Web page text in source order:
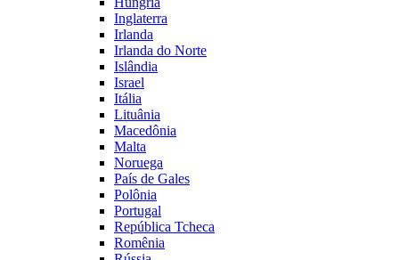
Inglaterra
Irlanda
Irlanda do Norte
Islândia
Israel
Itália
Lituânia
Macedônia
Malta
Noruega
País de Gales
Polônia
Portugal
República Tcheca
Romênia